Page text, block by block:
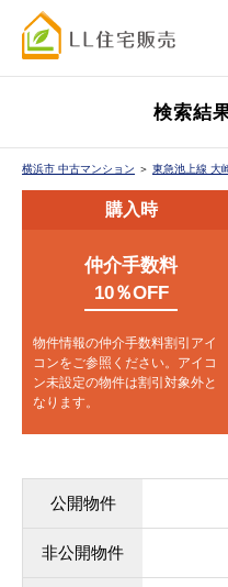
検索結
横浜市 中古マンション ＞ 東急池上線 大
購入時
仲介手数料
10％OFF
物件情報の仲介手数料割引アイ
コンをご参照ください。 アイコ
ン未設定の物件は割引対象外と
なります。
公開物件
非公開物件